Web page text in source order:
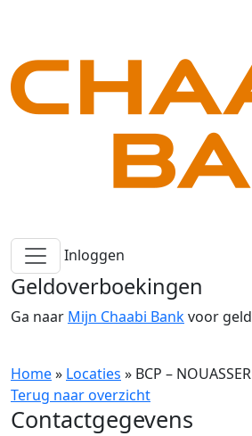
Inloggen
Geldoverboekingen
Ga naar Mijn Chaabi Bankvoor
Home» Locaties » BCP – NOUASSER
Terug naar overzicht
Contactgegevens